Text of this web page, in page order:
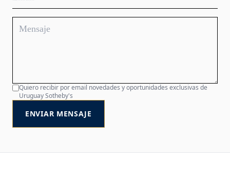
Quiero recibir por email novedades y oportunidades exclusivas de
Uruguay Sotheby's
ENVIAR MENSAJE